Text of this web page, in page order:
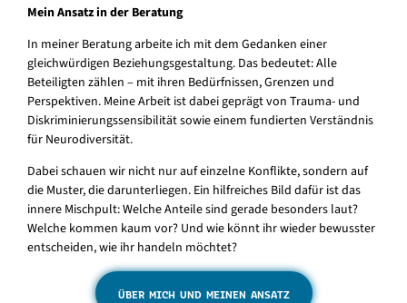
Mein Ansatz in der Beratung
In meiner Beratung arbeite ich mit dem Gedanken einer
gleichwürdigen Beziehungsgestaltung. Das bedeutet: Alle
Beteiligten zählen – mit ihren Bedürfnissen, Grenzen und
Perspektiven. Meine Arbeit ist dabei geprägt von Trauma- und
Diskriminierungssensibilität sowie einem fundierten Verständnis
für Neurodiversität.
Dabei schauen wir nicht nur auf einzelne Konflikte, sondern auf
die Muster, die darunterliegen. Ein hilfreiches Bild dafür ist das
innere Mischpult: Welche Anteile sind gerade besonders laut?
Welche kommen kaum vor? Und wie könnt ihr wieder bewusster
entscheiden, wie ihr handeln möchtet?
ÜBER MICH UND MEINEN ANSATZ